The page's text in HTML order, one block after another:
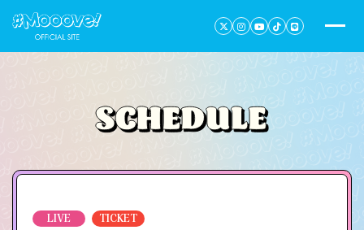
LIVE TICKET